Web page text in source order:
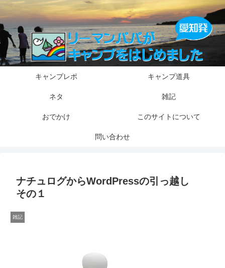
キャンプレポ キャンプ道具
ネタ 雑記
おでかけ このサイトについて
問い合わせ
ナチュログからWordPressの引っ越し
その１
雑記